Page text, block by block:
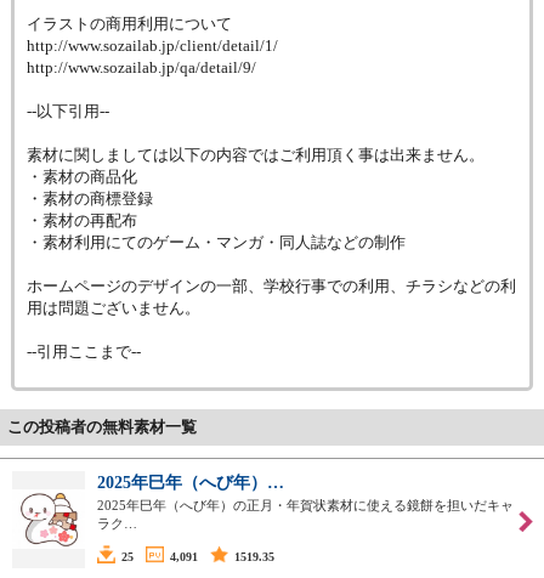
イラストの商用利用について
http://www.sozailab.jp/client/detail/1/
http://www.sozailab.jp/qa/detail/9/
--以下引用--
素材に関しましては以下の内容ではご利用頂く事は出来ません。
・素材の商品化
・素材の商標登録
・素材の再配布
・素材利用にてのゲーム・マンガ・同人誌などの制作
ホームページのデザインの一部、学校行事での利用、チラシなどの利
用は問題ございません。
--引用ここまで--
この投稿者の無料素材一覧
2025年巳年（へび年）…
2025年巳年（へび年）の正月・年賀状素材に使える鏡餅を担いだキャ
ラク…
25 4,091 1519.35